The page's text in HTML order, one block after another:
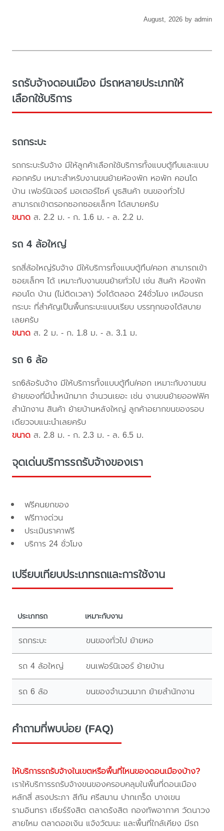
August, 2026 by admin
รถรับจ้างดอนเมือง มีรถหลายประเภทให้
เลือกใช้บริการ
รถกระบะ
รถกระบะรับจ้าง มีให้ลูกค้าเลือกใช้บริการทั้งแบบตู้ทึบและแบบ
คอกครับ เหมาะสำหรับงานขนย้ายห้องพัก หอพัก คอนโด
บ้าน เฟอร์นิเจอร์ มอเตอร์ไซค์ บูธสินค้า ขนของทั่วไป
สามารถเข้าตรอกซอกซอยเล็กๆ ได้สบายครับ
ขนาด ส. 2.2 ม. - ก. 1.6 ม. - ล. 2.2 ม.
รถ 4 ล้อใหญ่
รถสี่ล้อใหญ่รับจ้าง มีให้บริการทั้งแบบตู้ทึบ/คอก สามารถเข้า
ซอยเล็กๆ ได้ เหมาะกับงานขนย้ายทั่วไป เช่น สินค้า ห้องพัก
คอนโด บ้าน (ไม่ติดเวลา) วิ่งได้ตลอด 24ชั่วโมง เหมือนรถ
กระบะ ที่สำคัญเป็นพื้นกระบะแบบเรียบ บรรทุกของได้สบาย
เลยครับ
ขนาด ส. 2 ม. - ก. 1.8 ม. - ล. 3.1 ม.
รถ 6 ล้อ
รถ6ล้อรับจ้าง มีให้บริการทั้งแบบตู้ทึบ/คอก เหมาะกับงานขน
ย้ายของที่มีน้ำหนักมาก จำนวนเยอะ เช่น งานขนย้ายออฟฟิศ
สำนักงาน สินค้า ย้ายบ้านหลังใหญ่ ลูกค้าอยากขนของรอบ
เดียวจบแนะนำเลยครับ
ขนาด ส. 2.8 ม. - ก. 2.3 ม. - ล. 6.5 ม.
จุดเด่นบริการรถรับจ้างของเรา
ฟรีคนยกของ
ฟรีทางด่วน
ประเมินราคาฟรี
บริการ 24 ชั่วโมง
เปรียบเทียบประเภทรถและการใช้งาน
ประเภทรถ เหมาะกับงาน
รถกระบะ ขนของทั่วไป ย้ายหอ
รถ 4 ล้อใหญ่ ขนเฟอร์นิเจอร์ ย้ายบ้าน
รถ 6 ล้อ ขนของจำนวนมาก ย้ายสำนักงาน
คำถามที่พบบ่อย (FAQ)
ให้บริการรถรับจ้างในเขตหรือพื้นที่ไหนของดอนเมืองบ้าง?
เราให้บริการรถรับจ้างขนของครอบคลุมในพื้นที่ดอนเมือง
หลักสี่ สรงประภา สีกัน ศรีสมาน ปากเกร็ด บางเขน
รามอินทรา เซียร์รังสิต ตลาดรังสิต กองทัพอากาศ วัดนาวง
สายไหม ตลาดออเงิน แจ้งวัฒนะ และพื้นที่ใกล้เคียง มีรถ